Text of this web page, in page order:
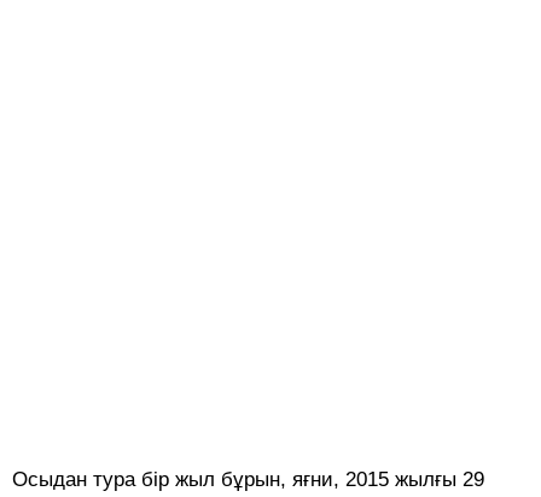
Осыдан тура бір жыл бұрын, яғни, 2015 жылғы 29